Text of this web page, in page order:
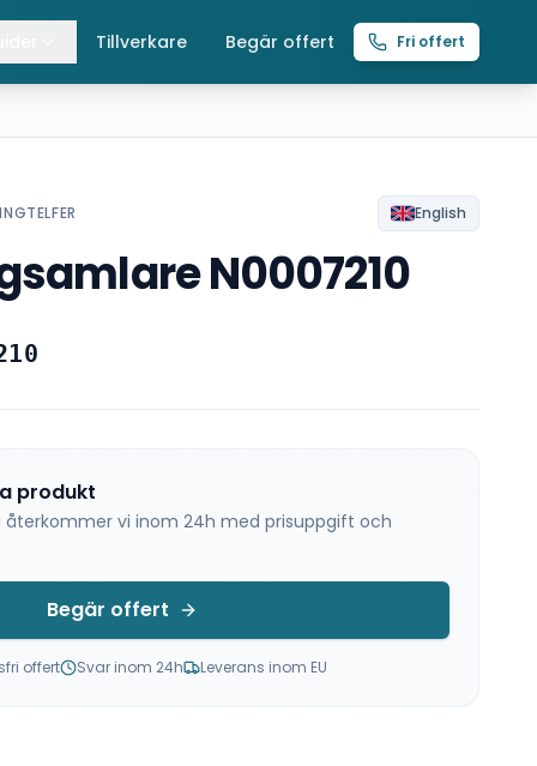
Tillverkare Begär offert Fri offert
English
N0007210
produkt
återkommer vi inom 24h med prisuppgift och
Begär offert
offert Svar inom 24h Leverans inom EU